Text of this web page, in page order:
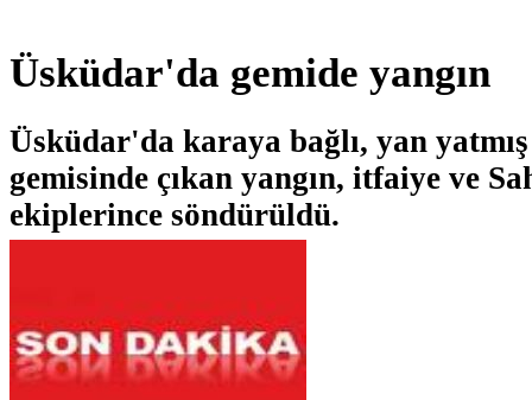
Üsküdar'da gemide yangın
Üsküdar'da karaya bağlı, yan
gemisinde çıkan yangın, itfaiye ve
ekiplerince söndürüldü.